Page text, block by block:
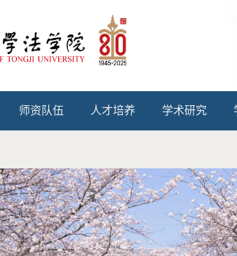
师资队伍 人才培养 学术研究